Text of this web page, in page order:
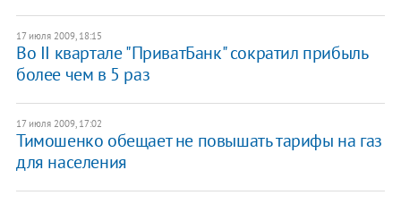
17 июля 2009, 18:15
Во II квартале "ПриватБанк" сократил прибыль
более чем в 5 раз
17 июля 2009, 17:02
Тимошенко обещает не повышать тарифы на газ
для населения